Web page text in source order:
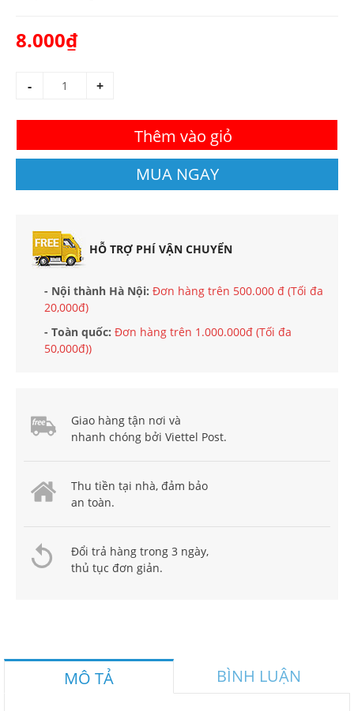
8.000₫
- +
Thêm vào giỏ
MUA NGAY
HỖ TRỢ PHÍ VẬN CHUYỂN
- Nội thành Hà Nội: Đơn hàng trên 500.000 đ (Tối đa
20,000đ)
- Toàn quốc: Đơn hàng trên 1.000.000đ (Tối đa
50,000đ))
Giao hàng tận nơi và
nhanh chóng bởi Viettel Post.
Thu tiền tại nhà, đảm bảo
an toàn.
Đổi trả hàng trong 3 ngày,
thủ tục đơn giản.
MÔ TẢ BÌNH LUẬN